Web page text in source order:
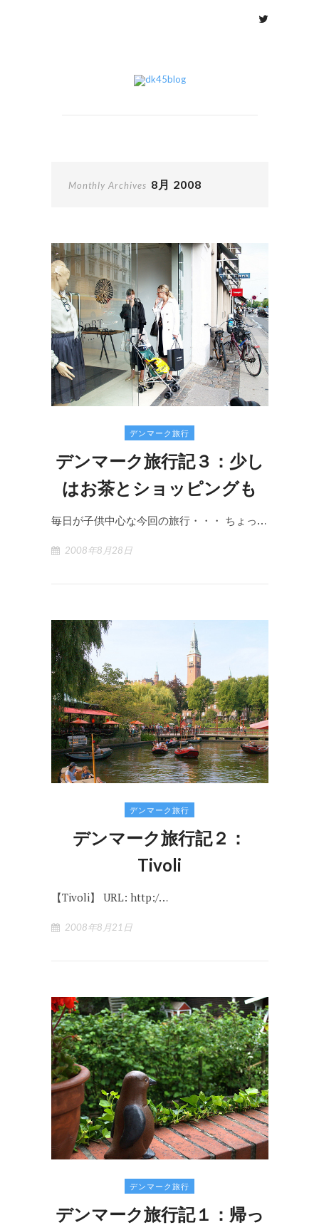
Monthly Archives 8月 2008
デンマーク旅行
デンマーク旅行記３：少し
はお茶とショッピングも
毎日が子供中心な今回の旅行・・・ ちょっ…
2008年8月28日
デンマーク旅行
デンマーク旅行記２：
Tivoli
【Tivoli】 URL: http:/…
2008年8月21日
デンマーク旅行
デンマーク旅行記１：帰っ